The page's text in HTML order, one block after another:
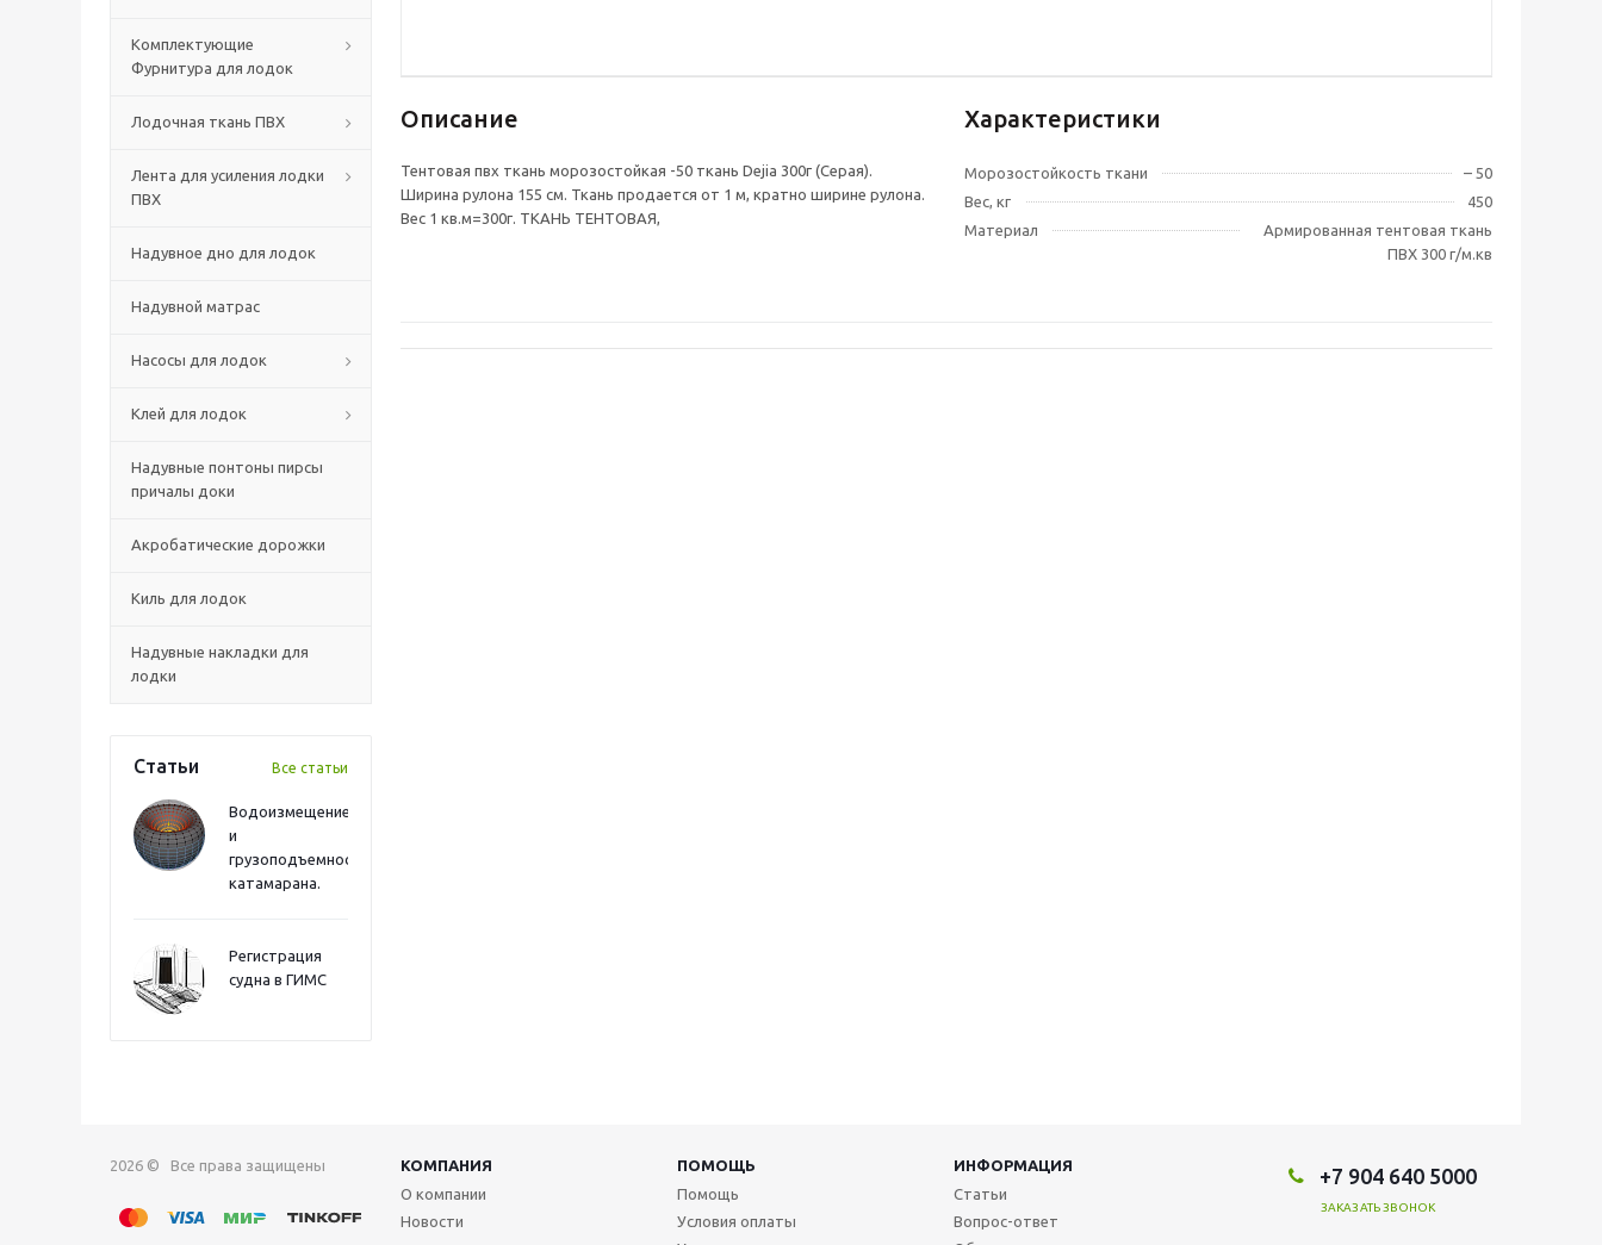
Комплектующие
Фурнитура для лодок
Лодочная ткань ПВХ
Лента для усиления лодки
ПВХ
Надувное дно для лодок
Надувной матрас
Насосы для лодок
Клей для лодок
Надувные понтоны пирсы
причалы доки
Акробатические дорожки
Киль для лодок
Надувные накладки для
лодки
Статьи Все статьи
Водоизмещение
и
грузоподъемность
катамарана.
Регистрация
судна в ГИМС
Описание
Тентовая пвх ткань морозостойкая -50 ткань Dejia 300г (Серая).
Ширина рулона 155 см. Ткань продается от 1 м, кратно ширине рулона.
Вес 1 кв.м=300г. ТКАНЬ ТЕНТОВАЯ,
Характеристики
Морозостойкость ткани
– 50
Вес, кг
450
Материал
Армированная тентовая ткань
ПВХ 300 г/м.кв
2026 © Все права защищены КОМПАНИЯ ПОМОЩЬ
ИНФОРМАЦИЯ
О компании
Новости
Помощь
Условия оплаты
Статьи
Вопрос-ответ
+7 904 640 5000
ЗАКАЗАТЬ ЗВОНОК